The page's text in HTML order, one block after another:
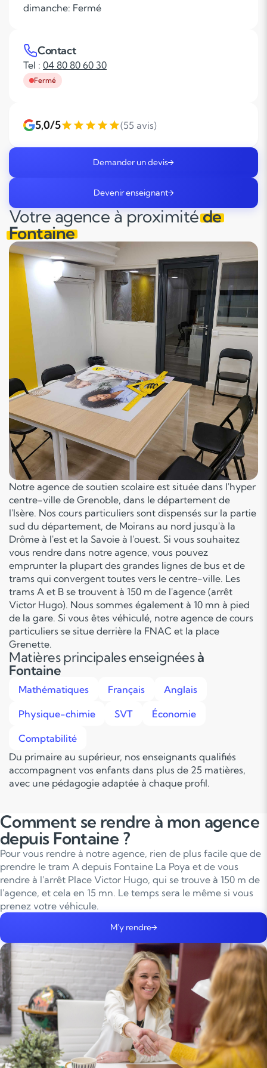
Votre agence à proximitéde
Fontaine
Notre agence de soutien scolaire est située dans l'hyper
centre-ville de Grenoble, dans le département de
l'Isère. Nos cours particuliers sont dispensés sur la partie
sud du département, de Moirans au nord jusqu'à la
Drôme à l'est et la Savoie à l'ouest. Si vous souhaitez
vous rendre dans notre agence, vous pouvez
emprunter la plupart des grandes lignes de bus et de
trams qui convergent toutes vers le centre-ville. Les
trams A et B se trouvent à 150 m de l'agence (arrêt
Victor Hugo). Nous sommes également à 10 mn à pied
de la gare. Si vous êtes véhiculé, notre agence de cours
particuliers se situe derrière la FNAC et la place
Grenette.
Matières principales enseignéesà
Fontaine
Mathématiques Français Anglais
Physique-chimie SVT Économie
Comptabilité
Du primaire au supérieur, nos enseignants qualifiés
accompagnent vos enfants dans plus de 25 matières,
avec une pédagogie adaptée à chaque profil.
dimanche: Fermé
Contact
Tel : 04 80 80 60 30
Fermé
5,0/5 (55 avis)
Demander un devis
Devenir enseignant
Comment se rendre à mon agence
depuis Fontaine ?
Pour vous rendre à notre agence, rien de plus facile que de
prendre le tram A depuis Fontaine La Poya et de vous
rendre à l'arrêt Place Victor Hugo, qui se trouve à 150 m de
l'agence, et cela en 15 mn. Le temps sera le même si vous
prenez votre véhicule.
M'y rendre